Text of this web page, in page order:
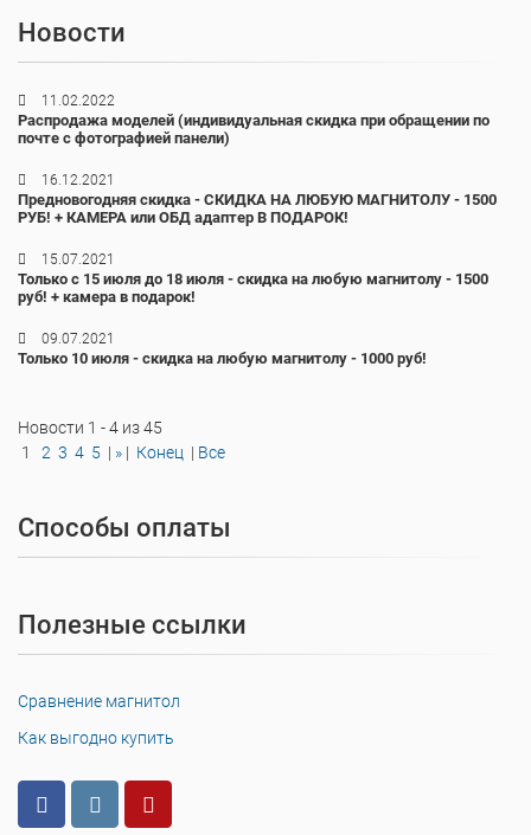
Новости
11.02.2022
Распродажа моделей (индивидуальная скидка при обращении по
почте с фотографией панели)
16.12.2021
Предновогодняя скидка - СКИДКА НА ЛЮБУЮ МАГНИТОЛУ - 1500
РУБ! + КАМЕРА или ОБД адаптер В ПОДАРОК!
15.07.2021
Только с 15 июля до 18 июля - скидка на любую магнитолу - 1500
руб! + камера в подарок!
09.07.2021
Только 10 июля - скидка на любую магнитолу - 1000 руб!
Новости 1 - 4 из 45
1
2 3 4 5 | » | Конец | Все
Способы оплаты
Полезные ссылки
Сравнение магнитол
Как выгодно купить